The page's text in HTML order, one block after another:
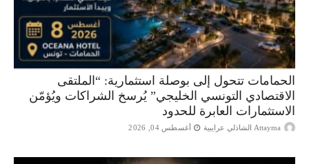
الحمامات تتحول إلى بوصلة استثمارية: “الملتقى
الاقتصادي التونسي الخليجي” يُرسخ الشراكات ويُؤمّن
الاستثمارات العابرة للحدود
Attayma الشاذلي عرايبية أغسطس 04, 2026